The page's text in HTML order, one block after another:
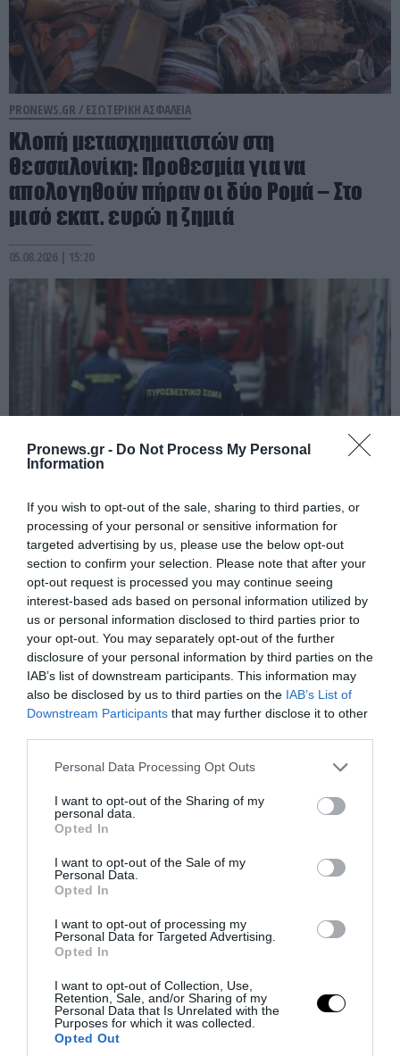
Pronews.gr - Do Not Process My Personal
Information
If you wish to opt-out of the sale, sharing to third parties, or
processing of your personal or sensitive information for
targeted advertising by us, please use the below opt-out
section to confirm your selection. Please note that after your
opt-out request is processed you may continue seeing
interest-based ads based on personal information utilized by
us or personal information disclosed to third parties prior to
your opt-out. You may separately opt-out of the further
disclosure of your personal information by third parties on the
IAB’s list of downstream participants. This information may
also be disclosed by us to third parties on the IAB’s List of
Downstream Participants that may further disclose it to other
Please note that this website/app uses one or more Google
not limited to your visit or usage behaviour. You may click to
grant or deny consent to Google and its third-party tags to
use your data for below specified purposes in below Google
consent section.
Personal Data Processing Opt Outs
I want to opt-out of the Sharing of my
personal data.
Opted In
I want to opt-out of the Sale of my
Personal Data.
Opted In
I want to opt-out of processing my
Personal Data for Targeted Advertising.
Opted In
I want to opt-out of Collection, Use,
Retention, Sale, and/or Sharing of my
Personal Data that Is Unrelated with the
Purposes for which it was collected.
Opted Out
PRONEWS.GR / ΕΣΩΤΕΡΙΚΗ ΑΣΦΑΛΕΙΑ
Κλοπή μετασχηματιστών στη
Θεσσαλονίκη: Προθεσμία για να
απολογηθούν πήραν οι δύο Ρομά – Στο
μισό εκατ. ευρώ η ζημιά
05.08.2026 | 15:20
PRONEWS.GR / ΕΣΩΤΕΡΙΚΗ ΑΣΦΑΛΕΙΑ
Ηράκλειο: Ισχυρή έκρηξη έξω από
επιχείρηση στην περιοχή της Θερίσσου
– Ένας τραυματίας (βίντεο)
05.08.2026 | 13:18
PRONEWS.GR /ΕΣΩΤΕΡΙΚΗ ΑΣΦΑΛΕΙΑ
Εγκληματική ενέργεια ο θάνατος του
68χρονου στις Σέρρες: Τι έδειξε η
ιατροδικαστική εξέταση
05.08.2026 | 13:10